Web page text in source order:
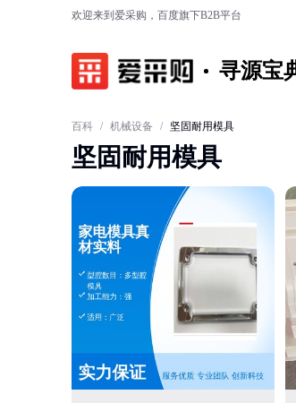
欢迎来到爱采购，百度旗下B2B平台
寻源宝
百科 / 机械设备 / 坚固耐用模具
坚固耐用模具